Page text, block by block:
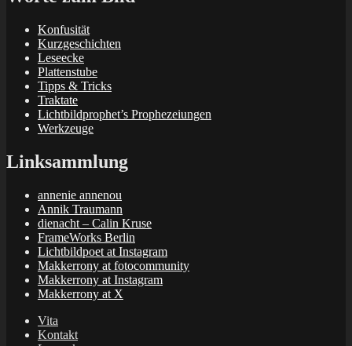
Konfusität
Kurzgeschichten
Leseecke
Plattenstube
Tipps & Tricks
Traktate
Lichtbildprophet’s Prophezeiungen
Werkzeuge
Linksammlung
annenie annenou
Annik Traumann
dienacht – Calin Kruse
FrameWorks Berlin
Lichtbildpoet at Instagram
Makkerrony at fotocommunity
Makkerrony at Instagram
Makkerrony at X
Vita
Kontakt